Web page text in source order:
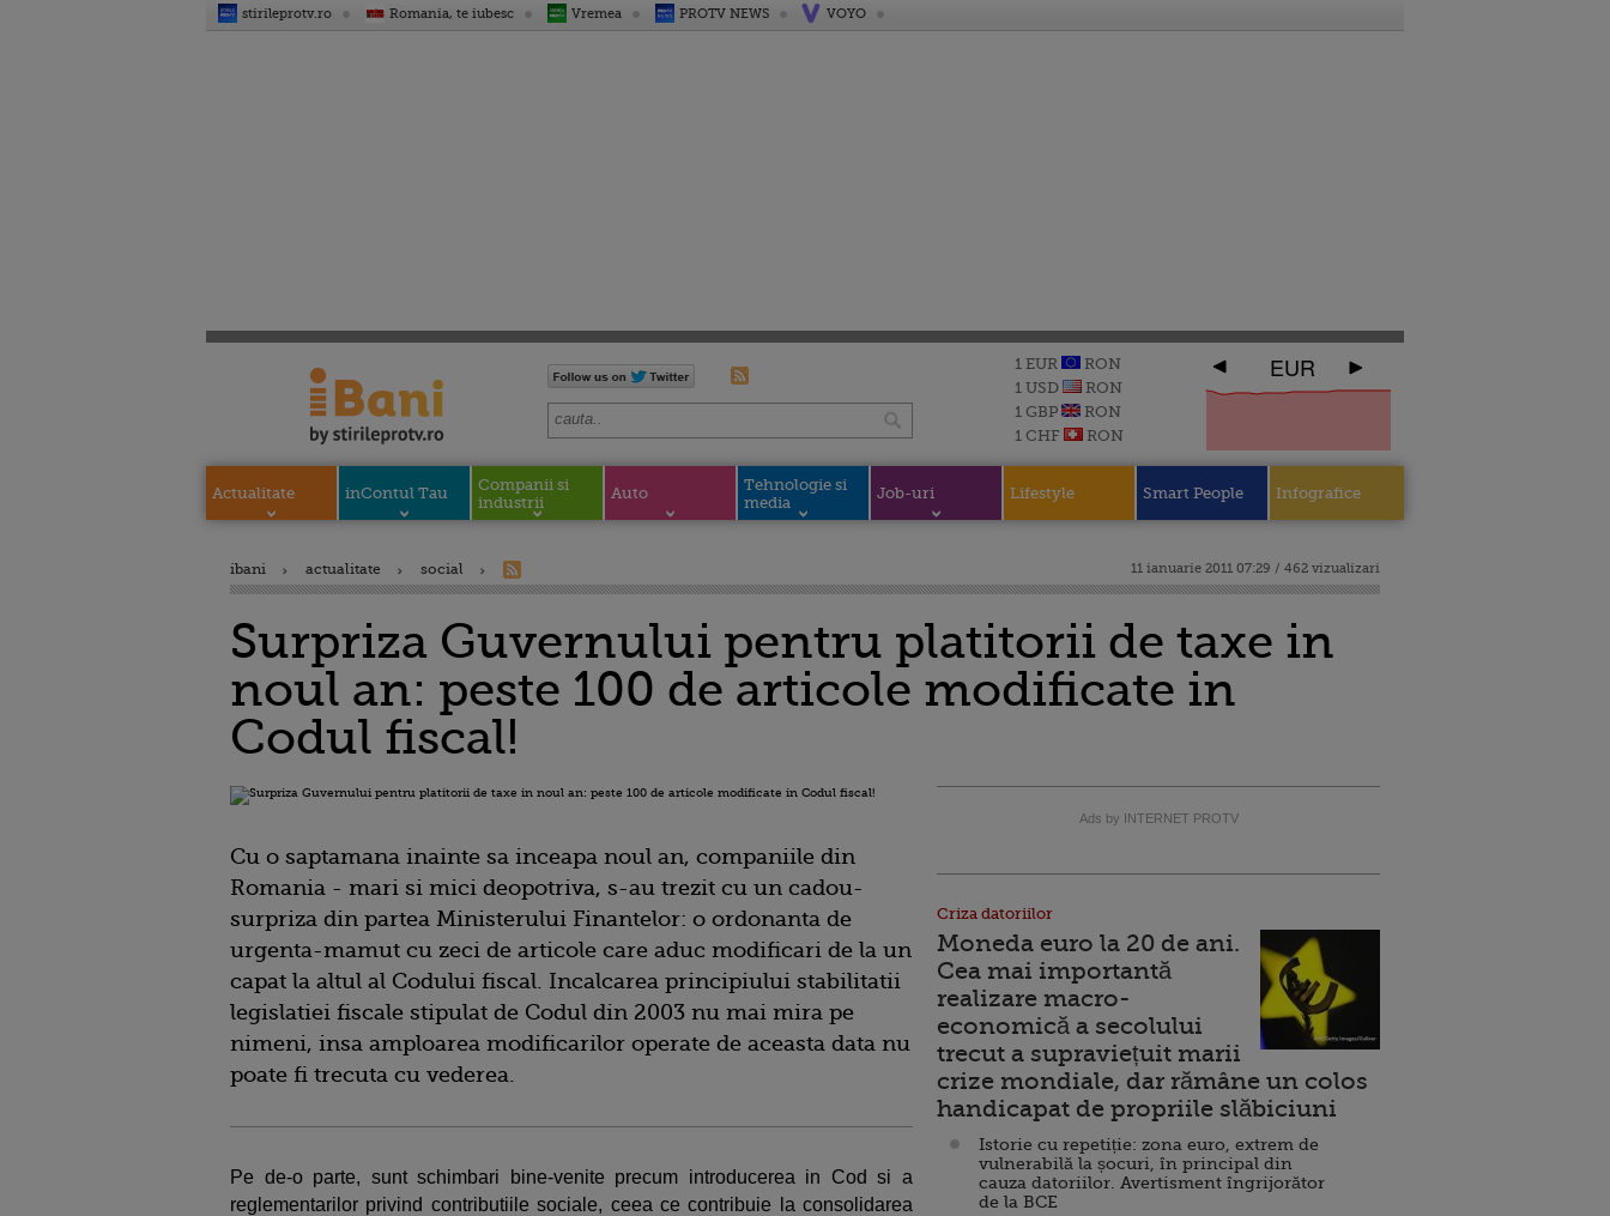
stirileprotv.ro Romania, te iubesc Vremea PROTV NEWS VOYO
1 EUR
RON
1 USD
RON
1 GBP
RON
1 CHF
RON
EUR
Actualitate inContul Tau
Companii si
industrii
Auto
Tehnologie si
media
Job-uri Lifestyle Smart People Infografice
ibani actualitate social 11 ianuarie 2011 07:29 / 462 vizualizari
Surpriza Guvernului pentru platitorii de taxe in
noul an: peste 100 de articole modificate in
Codul fiscal!
Cu o saptamana inainte sa inceapa noul an, companiile din
Romania - mari si mici deopotriva, s-au trezit cu un cadou-
surpriza din partea Ministerului Finantelor: o ordonanta de
urgenta-mamut cu zeci de articole care aduc modificari de la un
capat la altul al Codului fiscal. Incalcarea principiului stabilitatii
legislatiei fiscale stipulat de Codul din 2003 nu mai mira pe
nimeni, insa amploarea modificarilor operate de aceasta data nu
poate fi trecuta cu vederea.
Pe de-o parte, sunt schimbari bine-venite precum introducerea in Cod si a
reglementarilor privind contributiile sociale, ceea ce contribuie la consolidarea
Ads by INTERNET PROTV
Criza datoriilor
Moneda euro la 20 de ani.
Cea mai importantă
realizare macro-
economică a secolului
trecut a supraviețuit marii
crize mondiale, dar rămâne un colos
handicapat de propriile slăbiciuni
Istorie cu repetiție: zona euro, extrem de
vulnerabilă la șocuri, în principal din
cauza datoriilor. Avertisment îngrijorător
de la BCE